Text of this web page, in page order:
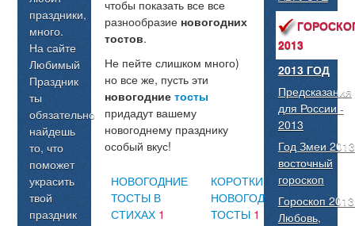
чтобы показать все все
разнообразие новогодних
тостов.
Не пейте слишком много)
но все же, пусть эти
новогодние тосты
придадут вашему
новогоднему празднику
особый вкус!
НОВОГОДНИЕ
ТОСТЫ В
СТИХАХ1
КОРОТКИЕ
НОВОГОДНИЕ
ТОСТЫ 1
праздники,
много.
На сайте
Любимый
Праздник
ты
обязательно
найдешь
то, что
поможет
украсить
твой
праздник
2013
2013 ГОД
Предсказания
для России -
2013
Год Змеи 2013
восточный
гороскоп
Гороскоп
Любовь,